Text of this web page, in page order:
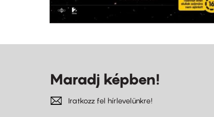
Maradj képben!
Iratkozz fel hírlevelünkre!